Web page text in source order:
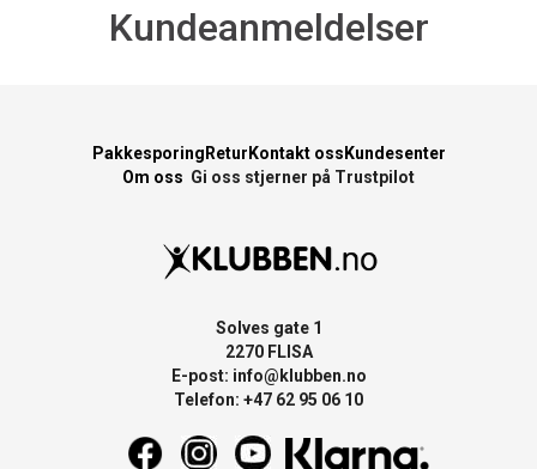
Kundeanmeldelser
PakkesporingReturKontakt ossKundesenter
Om oss Gi oss stjerner på Trustpilot
Solves gate 1
2270 FLISA
E-post: info@klubben.no
Telefon: +47 62 95 06 10